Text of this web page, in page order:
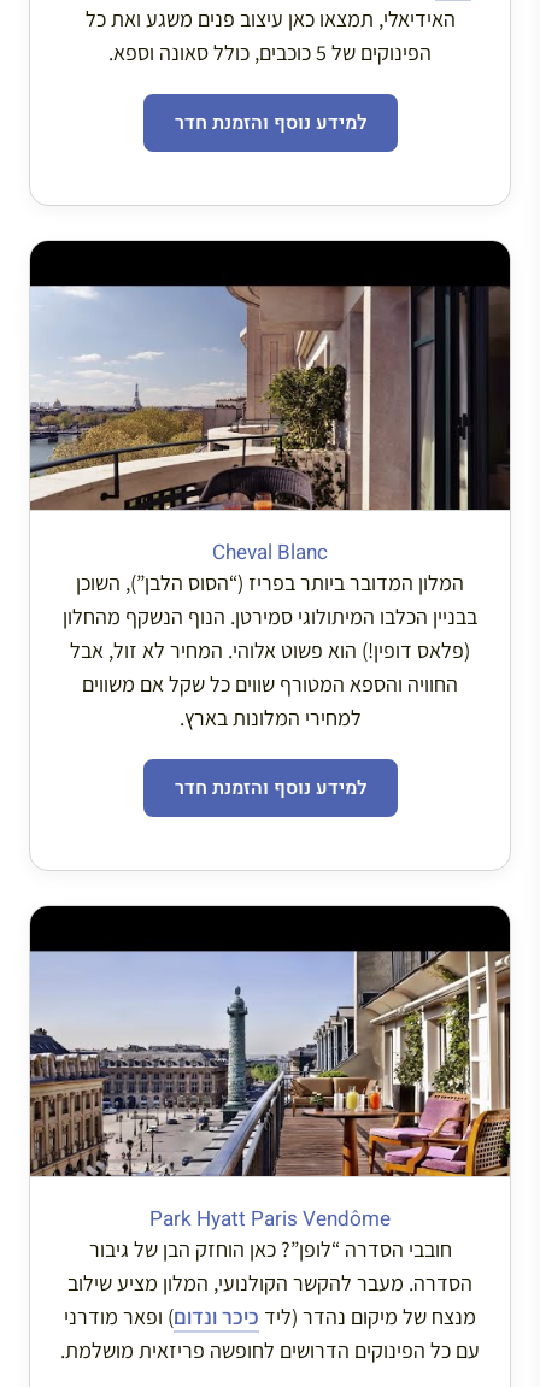
האידיאלי, תמצאו כאן עיצוב פנים משגע ואת כל
הפינוקים של 5 כוכבים, כולל סאונה וספא.
למידע נוסף והזמנת חדר
Cheval Blanc
המלון המדובר ביותר בפריז (“הסוס הלבן”), השוכן
בבניין הכלבו המיתולוגי סמירטן. הנוף הנשקף מהחלון
(פלאס דופין!) הוא פשוט אלוהי. המחיר לא זול, אבל
החוויה והספא המטורף שווים כל שקל אם משווים
למחירי המלונות בארץ.
למידע נוסף והזמנת חדר
Park Hyatt Paris Vendôme
חובבי הסדרה “לופן”? כאן הוחזק הבן של גיבור
הסדרה. מעבר להקשר הקולנועי, המלון מציע שילוב
מנצח של מיקום נהדר (ליד כיכר ונדום) ופאר מודרני
עם כל הפינוקים הדרושים לחופשה פריזאית מושלמת.